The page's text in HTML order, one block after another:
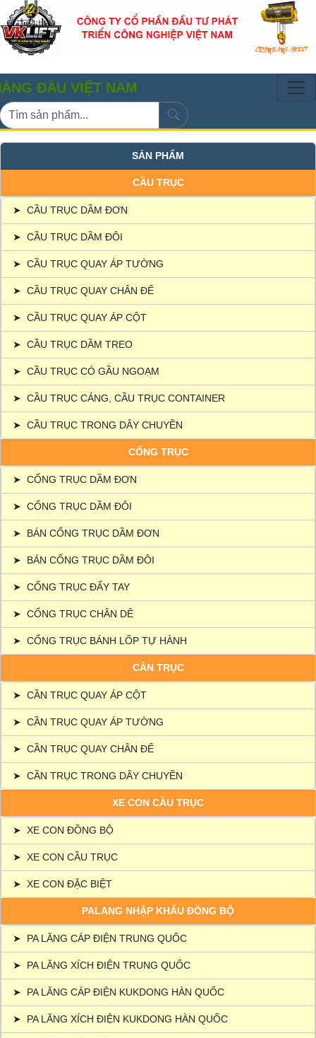
VIỆT NAM
SẢN PHẨM
CẦU TRỤC
➤ CẦU TRỤC DẦM ĐƠN
➤ CẦU TRỤC DẦM ĐÔI
➤ CẦU TRỤC QUAY ÁP TƯỜNG
➤ CẦU TRỤC QUAY CHÂN ĐẾ
➤ CẦU TRỤC QUAY ÁP CỘT
➤ CẦU TRỤC DẦM TREO
➤ CẦU TRỤC CÓ GẦU NGOẠM
➤ CẦU TRỤC CẢNG, CẦU TRỤC CONTAINER
➤ CẦU TRỤC TRONG DÂY CHUYỀN
CỔNG TRỤC
➤ CỔNG TRỤC DẦM ĐƠN
➤ CỔNG TRỤC DẦM ĐÔI
➤ BÁN CỔNG TRỤC DẦM ĐƠN
➤ BÁN CỔNG TRỤC DẦM ĐÔI
➤ CỔNG TRỤC ĐẨY TAY
➤ CỔNG TRỤC CHÂN DÊ
➤ CỔNG TRỤC BÁNH LỐP TỰ HÀNH
CẦN TRỤC
➤ CẦN TRỤC QUAY ÁP CỘT
➤ CẦN TRỤC QUAY ÁP TƯỜNG
➤ CẦN TRỤC QUAY CHÂN ĐẾ
➤ CẦN TRỤC TRONG DÂY CHUYỀN
XE CON CẦU TRỤC
➤ XE CON ĐỒNG BỘ
➤ XE CON CẦU TRỤC
➤ XE CON ĐẶC BIỆT
PALANG NHẬP KHẨU ĐỒNG BỘ
➤ PA LĂNG CÁP ĐIỆN TRUNG QUỐC
➤ PA LĂNG XÍCH ĐIỆN TRUNG QUỐC
➤ PA LĂNG CÁP ĐIỆN KUKDONG HÀN QUỐC
➤ PA LĂNG XÍCH ĐIỆN KUKDONG HÀN QUỐC